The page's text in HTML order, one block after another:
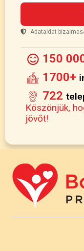
Adataidat
150
1700+
722
Köszönjük,
jövőt!